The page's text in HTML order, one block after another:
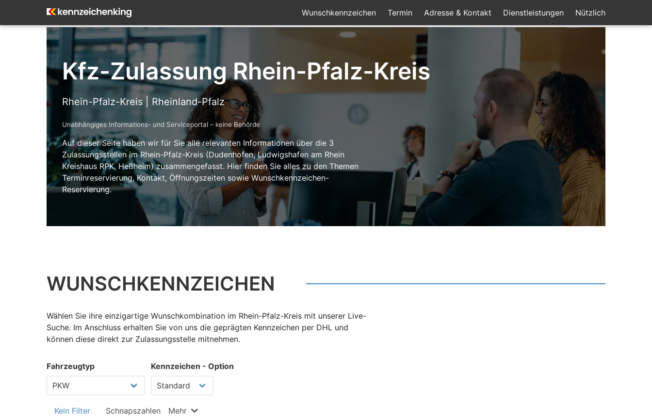
Wunschkennzeichen Termin Adresse & Kontakt Dienstleistungen Nützlich
Kfz-Zulassung Rhein-Pfalz-Kreis
Rhein-Pfalz-Kreis | Rheinland-Pfalz
Unabhängiges Informations- und Serviceportal – keine Behörde
Auf dieser Seite haben wir für Sie alle relevanten Informationen über die 3
Zulassungsstellen im Rhein-Pfalz-Kreis (Dudenhofen, Ludwigshafen am Rhein
Kreishaus RPK, Heßheim) zusammengefasst. Hier finden Sie alles zu den Themen
Terminreservierung, Kontakt, Öffnungszeiten sowie Wunschkennzeichen-
Reservierung.
WUNSCH­KENNZEICHEN
Wählen Sie ihre einzigartige Wunschkombination im Rhein-Pfalz-Kreis mit unserer Live-
Suche. Im Anschluss erhalten Sie von uns die geprägten Kennzeichen per DHL und
können diese direkt zur Zulassungsstelle mitnehmen.
Fahrzeugtyp Kennzeichen - Option
Kein Filter Schnapszahlen Mehr